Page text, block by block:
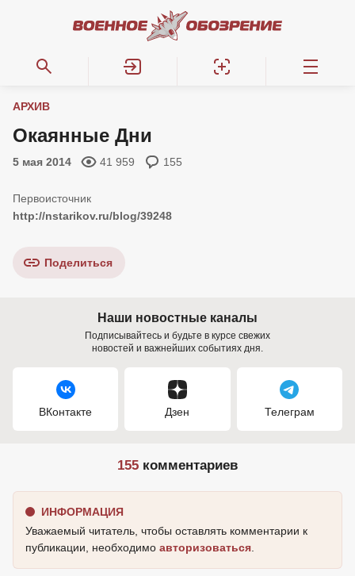
АРХИВ
Окаянные Дни
5 мая 2014 41 959 155
http://nstarikov.ru/blog/39248
Поделиться
Наши новостные каналы
Подписывайтесь и будьте в курсе свежих
новостей и важнейших событиях дня.
ВКонтакте Дзен Телеграм
155 комментариев
ИНФОРМАЦИЯ
Уважаемый читатель, чтобы оставлять комментарии к
публикации, необходимо авторизоваться